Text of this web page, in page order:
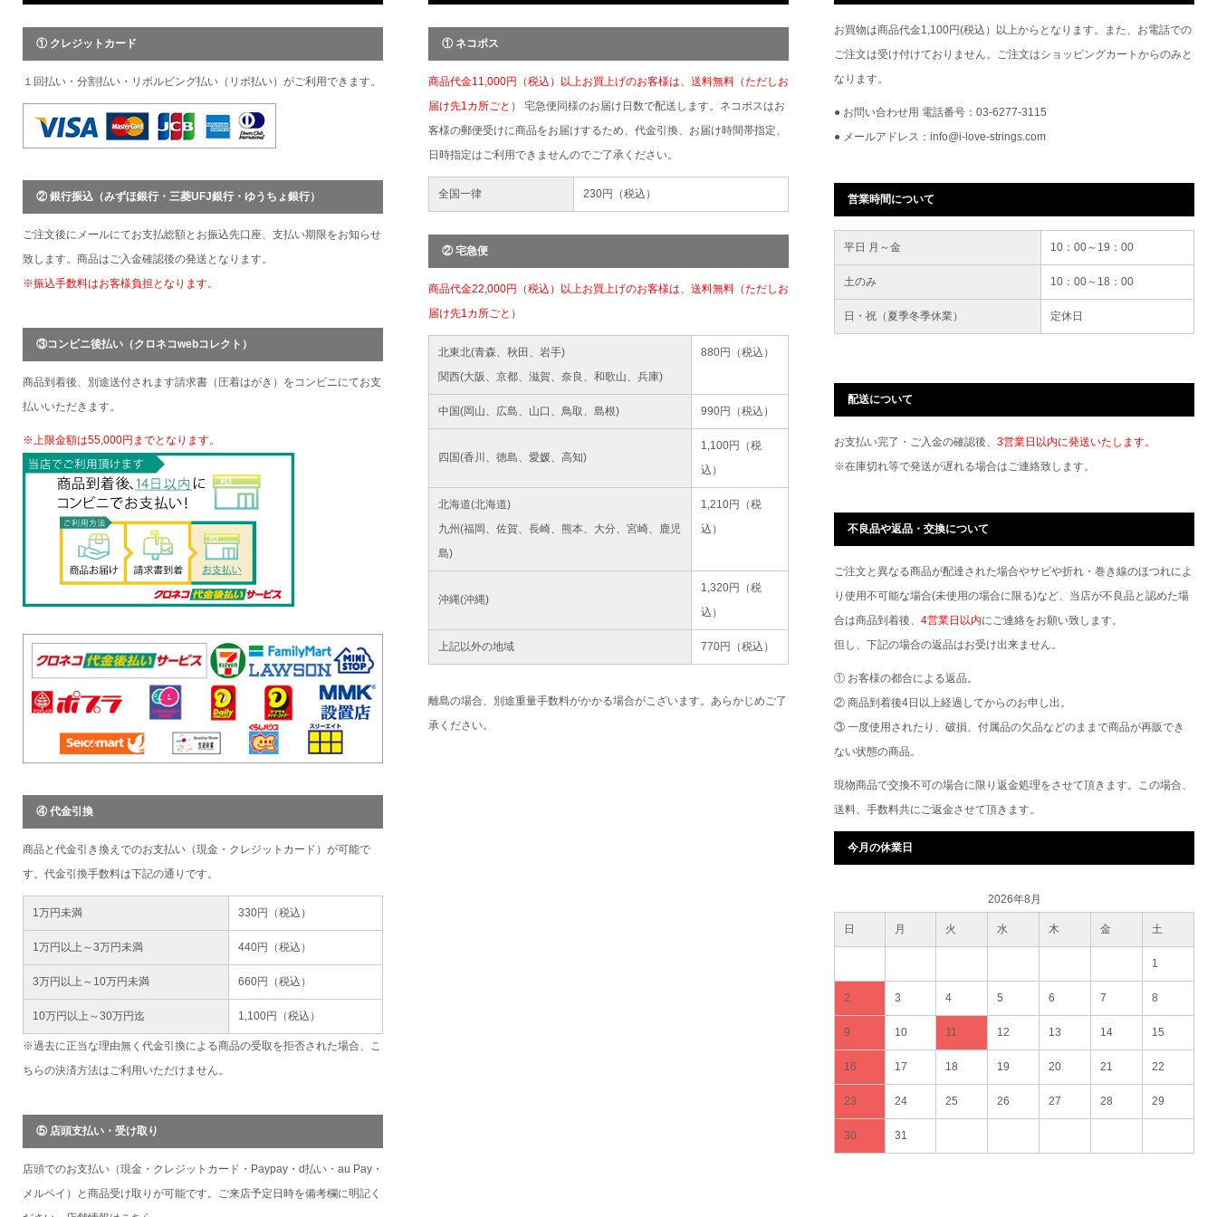
① クレジットカード
１回払い・分割払い・リボルビング払い（リボ払い）がご利用できます。
② 銀行振込（みずほ銀行・三菱UFJ銀行・ゆうちょ銀行）
ご注文後にメールにてお支払総額とお振込先口座、支払い期限をお知らせ
致します。商品はご入金確認後の発送となります。
※振込手数料はお客様負担となります。
③コンビニ後払い（クロネコwebコレクト）
商品到着後、別途送付されます請求書（圧着はがき）をコンビニにてお支
払いいただきます。
※上限金額は55,000円までとなります。
④ 代金引換
商品と代金引き換えでのお支払い（現金・クレジットカード）が可能で
す。代金引換手数料は下記の通りです。
1万円未満 330円（税込）
1万円以上～3万円未満 440円（税込）
3万円以上～10万円未満 660円（税込）
10万円以上～30万円迄 1,100円（税込）
※過去に正当な理由無く代金引換による商品の受取を拒否された場合、こ
ちらの決済方法はご利用いただけません。
⑤ 店頭支払い・受け取り
店頭でのお支払い（現金・クレジットカード・Paypay・d払い・au Pay・
メルペイ）と商品受け取りが可能です。ご来店予定日時を備考欄に明記く
① ネコポス
商品代金11,000円（税込）以上お買上げのお客様は、送料無料（ただしお
届け先1カ所ごと） 宅急便同様のお届け日数で配送します。ネコポスはお
客様の郵便受けに商品をお届けするため、代金引換、お届け時間帯指定、
日時指定はご利用できませんのでご了承ください。
全国一律 230円（税込）
② 宅急便
商品代金22,000円（税込）以上お買上げのお客様は、送料無料（ただしお
届け先1カ所ごと）
北東北(青森、秋田、岩手)
関西(大阪、京都、滋賀、奈良、和歌山、兵庫)
880円（税込）
中国(岡山、広島、山口、鳥取、島根) 990円（税込）
四国(香川、徳島、愛媛、高知)
1,100円（税
込）
北海道(北海道)
九州(福岡、佐賀、長崎、熊本、大分、宮崎、鹿児
島)
1,210円（税
込）
沖縄(沖縄)
1,320円（税
込）
上記以外の地域 770円（税込）
離島の場合、別途重量手数料がかかる場合がこざいます。あらかじめご了
承ください。
お買物は商品代金1,100円(税込）以上からとなります。また、お電話での
ご注文は受け付けておりません。ご注文はショッピングカートからのみと
なります。
● お問い合わせ用 電話番号：03-6277-3115
● メールアドレス：info@i-love-strings.com
営業時間について
平日 月～金 10：00～19：00
土のみ 10：00～18：00
日・祝（夏季冬季休業） 定休日
配送について
お支払い完了・ご入金の確認後、 3営業日以内に発送いたします。
※在庫切れ等で発送が遅れる場合はご連絡致します。
不良品や返品・交換について
ご注文と異なる商品が配達された場合やサビや折れ・巻き線のほつれによ
り使用不可能な場合(未使用の場合に限る)など、当店が不良品と認めた場
合は商品到着後、 4営業日以内にご連絡をお願い致します。
但し、下記の場合の返品はお受け出来ません。
① お客様の都合による返品。
② 商品到着後4日以上経過してからのお申し出。
③ 一度使用されたり、破損、付属品の欠品などのままで商品が再販でき
ない状態の商品。
現物商品で交換不可の場合に限り返金処理をさせて頂きます。この場合、
送料、手数料共にご返金させて頂きます。
今月の休業日
2026年8月
日 月 火 水 木 金 土
1
2 3 4 5 6 7 8
9 10 11 12 13 14 15
16 17 18 19 20 21 22
23 24 25 26 27 28 29
30 31